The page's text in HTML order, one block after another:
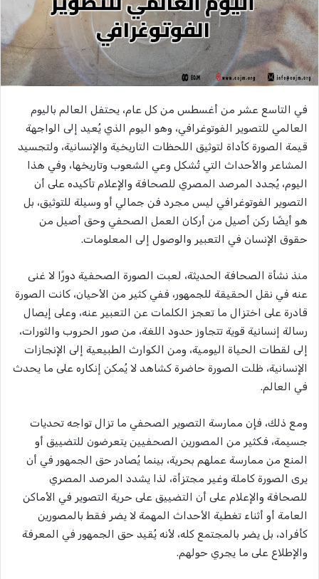
في التاسع عشر من أغسطس من كل عام، يحتفل العالم باليوم
العالمي للتصوير الفوتوغرافي، وهو اليوم الذي يُعيد إلى الواجهة
قيمة الصورة كأداة لتوثيق اللحظات التاريخية والإنسانية، ولتجسيد
المشاعر والأحداث التي تُشكل وعي الشعوب وتاريخها، وفي هذا
اليوم، يُجدد المرصد المصري للصحافة والإعلام تأكيده على أن
التصوير الفوتوغرافي ليس مجرد فن جمالي أو وسيلة للتوثيق، بل
هو أيضًا ركن أصيل من أركان العمل الصحفي وحق أصيل من
حقوق الإنسان في التعبير والوصول إلى المعلومات.
منذ نشأة الصحافة الحديثة، لعبت الصورة الصحفية دورًا لا غنى
عنه في نقل الحقيقة للجمهور، ففي كثير من الأحيان، كانت الصورة
قادرة على اختزال ما تعجز الكلمات عن التعبير عنه، وعلى إيصال
رسالة إنسانية قوية تتجاوز حدود اللغة، من صور الحروب والثورات،
إلى لقطات الحياة اليومية، ومن الكوارث الطبيعية إلى الإنجازات
الإنسانية، ظلت الصورة حاضرة كشاهد لا يُمكن إنكاره على ما يحدث
في العالم.
ومع ذلك، فإن ممارسة التصوير الصحفي ما تزال تواجه تحديات
جسيمة، فكثير من المصورين الصحفيين يتعرضون للتضييق أو
المنع من ممارسة عملهم بحرية، بينما يُصادر حق الجمهور في أن
يرى الصورة كاملة وغير مجتزأة، لذا يشدد المرصد المصري
للصحافة والإعلام على أن التضييق على حرية التصوير في الأماكن
العامة أو أثناء تغطية الأحداث المهمة لا يضر فقط بالمصورين
كأفراد، بل يضر بالمجتمع كله، لأنه يُقيد حق الجمهور في المعرفة
والإطلاع على ما يجري حولهم.